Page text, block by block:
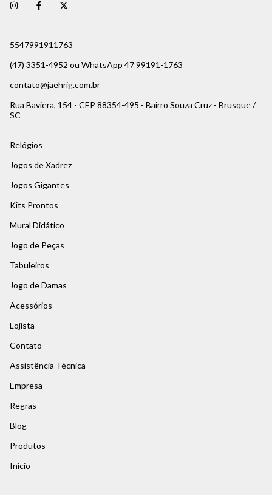
5547991911763
(47) 3351-4952 ou WhatsApp 47 99191-1763
contato@jaehrig.com.br
Rua Baviera, 154 - CEP 88354-495 - Bairro Souza Cruz - Brusque /
SC
Relógios
Jogos de Xadrez
Jogos Gigantes
Kits Prontos
Mural Didático
Jogo de Peças
Tabuleiros
Jogo de Damas
Acessórios
Lojista
Contato
Assistência Técnica
Empresa
Regras
Blog
Produtos
Início